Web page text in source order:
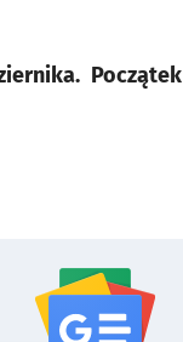
Początek